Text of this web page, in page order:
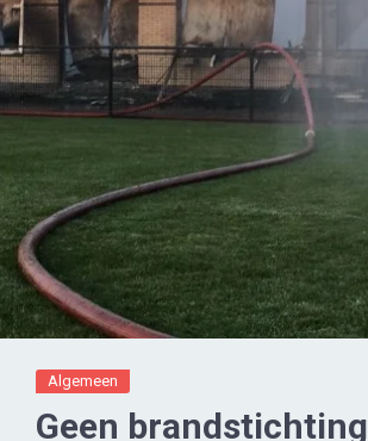
Algemeen
Geen brandstichting